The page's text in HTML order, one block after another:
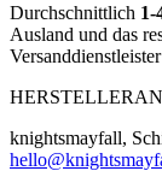
Durchschnittlich 1-
Ausland und das
knightsmayfall,